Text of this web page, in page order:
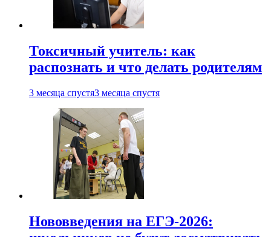
Токсичный учитель: как
распознать и что делать родителям
3 месяца спустя3 месяца спустя
Нововведения на ЕГЭ-2026: